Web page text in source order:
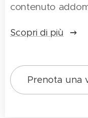
contenuto
Scopri di più
Prenota una